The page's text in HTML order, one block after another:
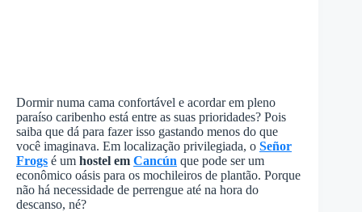
Dormir numa cama confortável e acordar em pleno
paraíso caribenho está entre as suas prioridades? Pois
saiba que dá para fazer isso gastando menos do que
você imaginava. Em localização privilegiada, o Señor
Frogs é um hostel em Cancún que pode ser um
econômico oásis para os mochileiros de plantão. Porque
não há necessidade de perrengue até na hora do
descanso, né?